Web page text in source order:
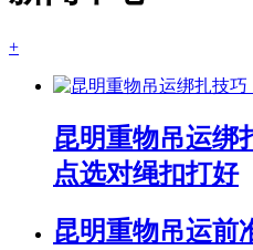
+
昆明重物吊运绑
点选对绳扣打好
昆明重物吊运前